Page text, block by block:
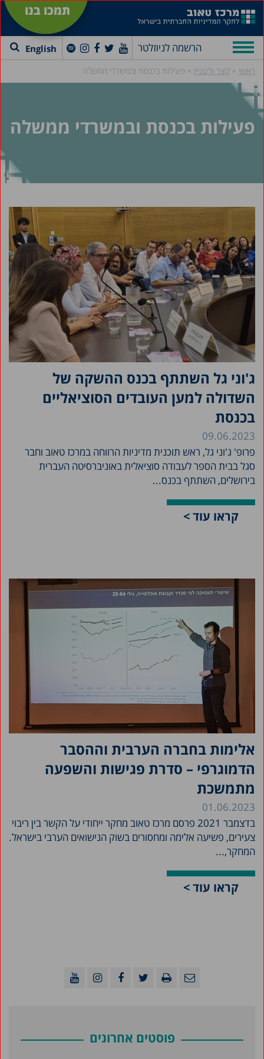
תמכו בנו
הרשמה לניוזלטר English
ראשי » קצר ולעניין » פעילות בכנסת ובמשרדי ממשלה
פעילות בכנסת ובמשרדי ממשלה
ג'וני גל השתתף בכנס ההשקה של
השדולה למען העובדים הסוציאליים
בכנסת
09.06.2023
פרופ' ג'וני גל, ראש תוכנית מדיניות הרווחה במרכז טאוב וחבר
סגל בבית הספר לעבודה סוציאלית באוניברסיטה העברית
בירושלים, השתתף בכנס...
קראו עוד >
אלימות בחברה הערבית וההסבר
הדמוגרפי – סדרת פגישות והשפעה
מתמשכת
01.06.2023
בדצמבר 2021 פרסם מרכז טאוב מחקר ייחודי על הקשר בין ריבוי
צעירים, פשיעה אלימה ומחסורים בשוק הנישואים הערבי בישראל.
המחקר,...
קראו עוד >
פוסטים אחרונים